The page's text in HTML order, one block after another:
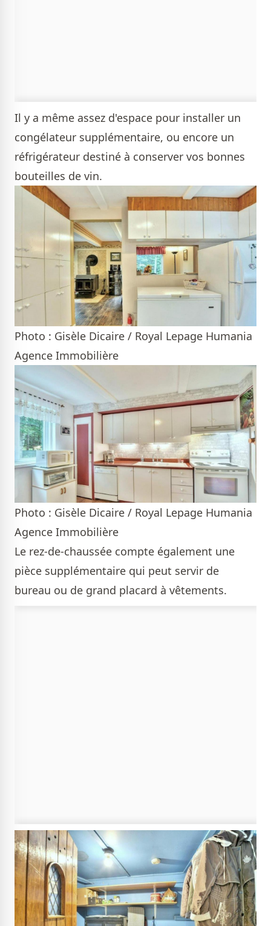
Il y a même assez d'espace pour installer un
congélateur supplémentaire, ou encore un
réfrigérateur destiné à conserver vos bonnes
bouteilles de vin.
Photo : Gisèle Dicaire / Royal Lepage Humania
Agence Immobilière
Photo : Gisèle Dicaire / Royal Lepage Humania
Agence Immobilière
Le rez-de-chaussée compte également une
pièce supplémentaire qui peut servir de
bureau ou de grand placard à vêtements.